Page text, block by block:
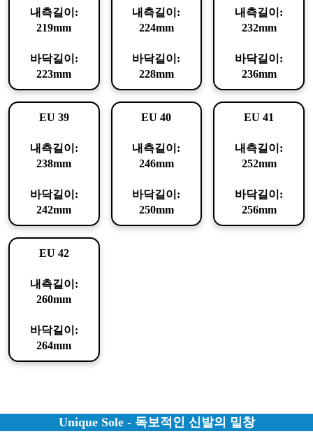
내측길이:
219mm
바닥길이:
223mm
내측길이:
224mm
바닥길이:
228mm
내측길이:
232mm
바닥길이:
236mm
EU 39
내측길이:
238mm
바닥길이:
242mm
EU 40
내측길이:
246mm
바닥길이:
250mm
EU 41
내측길이:
252mm
바닥길이:
256mm
EU 42
내측길이:
260mm
바닥길이:
264mm
Unique Sole - 독보적인 신발의 밑창